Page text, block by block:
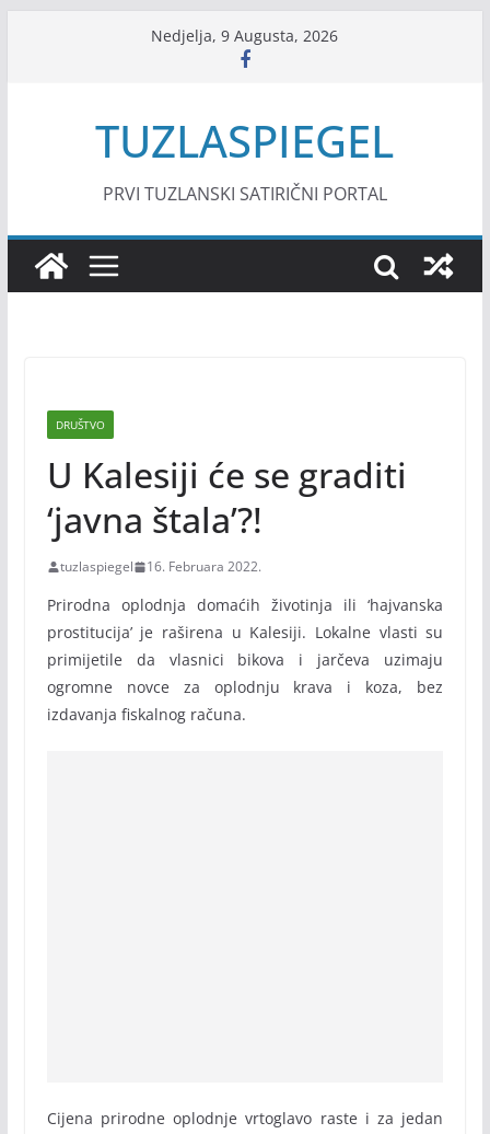
Nedjelja, 9 Augusta, 2026
TUZLASPIEGEL
PRVI TUZLANSKI SATIRIČNI PORTAL
DRUŠTVO
U Kalesiji će se graditi
‘javna štala’?!
tuzlaspiegel 16. Februara 2022.
Prirodna oplodnja domaćih životinja ili ‘hajvanska
prostitucija’ je raširena u Kalesiji. Lokalne vlasti su
primijetile da vlasnici bikova i jarčeva uzimaju
ogromne novce za oplodnju krava i koza, bez
izdavanja fiskalnog računa.
Cijena prirodne oplodnje vrtoglavo raste i za jedan